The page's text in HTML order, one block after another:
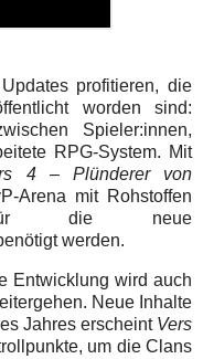
profitieren, die
worden sind:
Spieler:innen,
RPG-System. Mit
4 – Plünderer von
Arena mit Rohstoffen
die neue
werden.
Entwicklung wird auch
Neue Inhalte
Jahres erscheint Vers
um die Clans